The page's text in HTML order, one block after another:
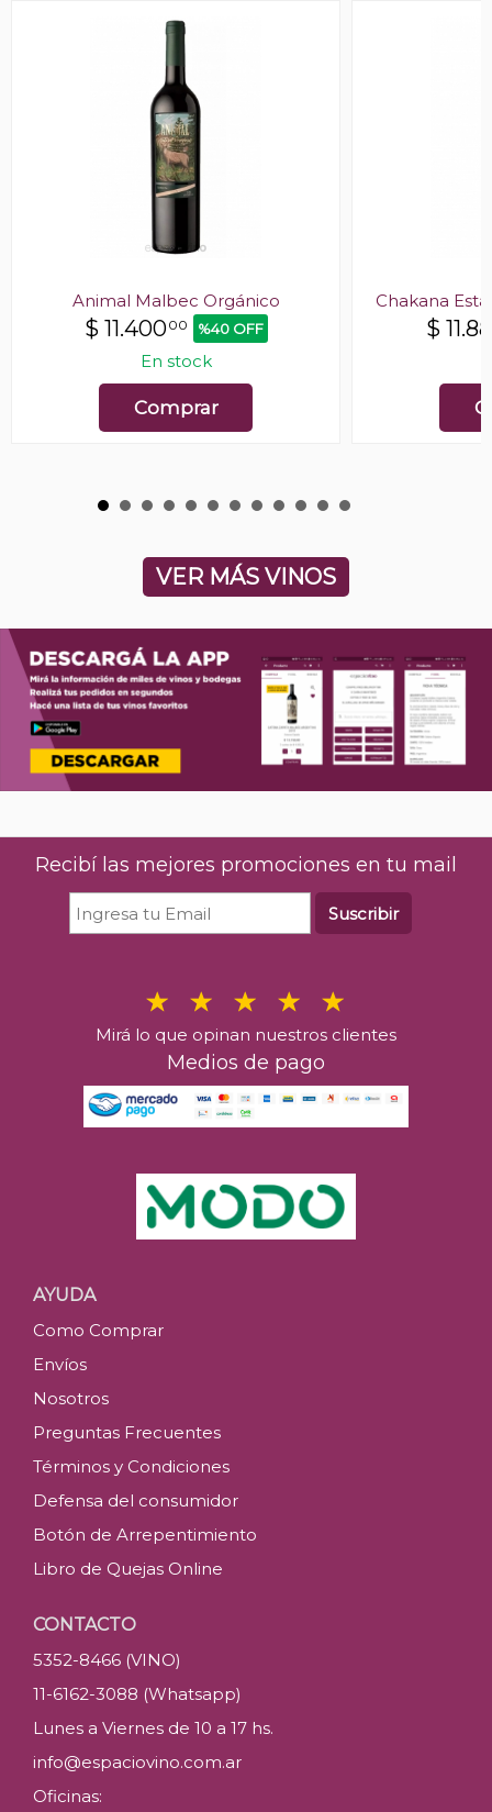
Animal Malbec Orgánico
$ 11.40000 %40 OFF
En stock
Comprar
Chakana
$
VER MÁS VINOS
Recibí las mejores promociones en tu mail
Suscribir
Mirá lo que opinan nuestros clientes
Medios de pago
AYUDA
Como Comprar
Envíos
Nosotros
Preguntas Frecuentes
Términos y Condiciones
Defensa del consumidor
Botón de Arrepentimiento
Libro de Quejas Online
CONTACTO
5352-8466 (VINO)
11-6162-3088 (Whatsapp)
Lunes a Viernes de 10 a 17 hs.
info@espaciovino.com.ar
Oficinas: